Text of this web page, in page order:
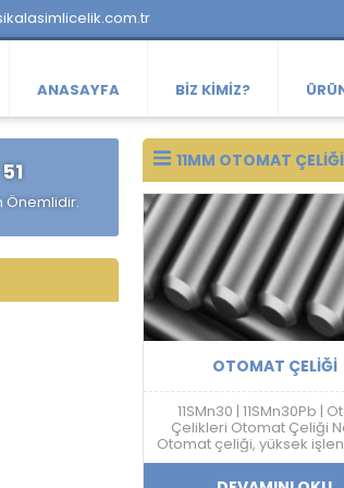
ANASAYFA BIZ KIMIZ?
11MM OTOMAT ÇELIĞI
OTOMAT ÇELIĞI
11SMn30 | 11SMn30Pb |
Çelikleri Otomat Çeliği
Otomat çeliği, yüksek
özelliği sayesinde talaşlı
sektöründe kullanılan
Önemlidir.